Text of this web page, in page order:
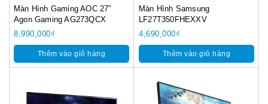
Màn Hình Gaming AOC 27”
Agon Gaming AG273QCX
8,990,000₫
Thêm vào giỏ hàng
Màn Hình Samsung
LF27T350FHEXXV
4,690,000₫
Thêm vào giỏ hàng